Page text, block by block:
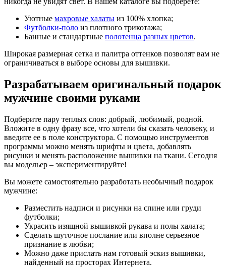
Уютные махровые халаты из 100% хлопка;
Футболки-поло из плотного трикотажа;
Банные и стандартные полотенца разных цветов.
Широкая размерная сетка и палитра оттенков позволят вам не
ограничиваться в выборе основы для вышивки.
Разрабатываем оригинальный подарок
мужчине своими руками
Подберите пару теплых слов: добрый, любимый, родной.
Вложите в одну фразу все, что хотели бы сказать человеку, и
введите ее в поле конструктора. С помощью инструментов
программы можно менять шрифты и цвета, добавлять
рисунки и менять расположение вышивки на ткани. Сегодня
вы модельер – экспериментируйте!
Вы можете самостоятельно разработать необычный подарок
мужчине:
Разместить надписи и рисунки на спине или груди
футболки;
Украсить изящной вышивкой рукава и полы халата;
Сделать шуточное послание или вполне серьезное
признание в любви;
Можно даже прислать нам готовый эскиз вышивки,
найденный на просторах Интернета.